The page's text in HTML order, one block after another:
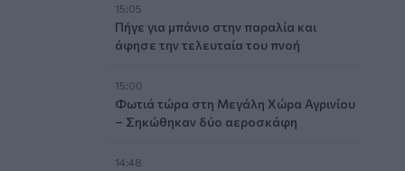
15:05
Πήγε για μπάνιο στην παραλία και
άφησε την τελευταία του πνοή
15:00
Φωτιά τώρα στη Μεγάλη Χώρα Αγρινίου
– Σηκώθηκαν δύο αεροσκάφη
14:48